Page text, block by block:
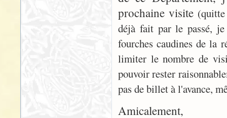
prochaine visite
déjà fait par le passé,
fourches caudines de la
limiter le nombre de
pouvoir rester
pas de billet à l'avance,
Amicalement,